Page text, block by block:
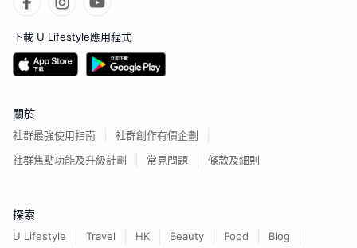
下載 U Lifestyle應用程式
關於
社群最強使用指南
社群創作有價企劃
社群焦點功能及升級計劃
常見問題 條款及細則
探索
U Lifestyle Travel HK Beauty Food Blog